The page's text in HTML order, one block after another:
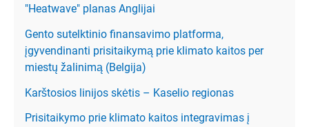
"Heatwave" planas Anglijai
Gento sutelktinio finansavimo platforma,
įgyvendinanti prisitaikymą prie klimato kaitos per
miestų žalinimą (Belgija)
Karštosios linijos skėtis – Kaselio regionas
Prisitaikymo prie klimato kaitos integravimas į